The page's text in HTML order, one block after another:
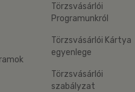
Törzsvásárlói
Programunkról
Törzsvásárlói Kártya
egyenlege
Törzsvásárlói
szabályzat